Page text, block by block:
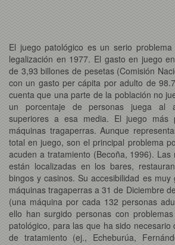
El juego patológico es un serio
legalización en 1977. El gasto en juego
de 3,93 billones de pesetas (Comisión
con un gasto per cápita por adulto de
cuenta que una parte de la población no
un porcentaje de personas juega al
superiores a esa media. El juego más
máquinas tragaperras. Aunque
total en juego, son el principal problema
acuden a tratamiento (Becoña, 1996). Las
están localizadas en los bares,
bingos y casinos. Su accesibilidad es
máquinas tragaperras a 31 de Diciembre
(una máquina por cada 132 personas
ello han surgido personas con
patológico, para las que ha sido necesario
de tratamiento (ej., Echeburúa,